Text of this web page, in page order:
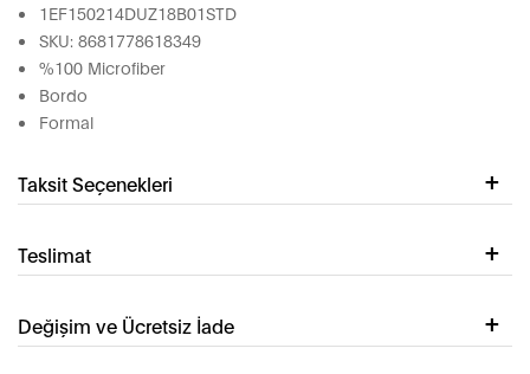
1EF150214DUZ18B01STD
SKU: 8681778618349
%100 Microfiber
Bordo
Formal
Taksit Seçenekleri
Teslimat
Değişim ve Ücretsiz İade